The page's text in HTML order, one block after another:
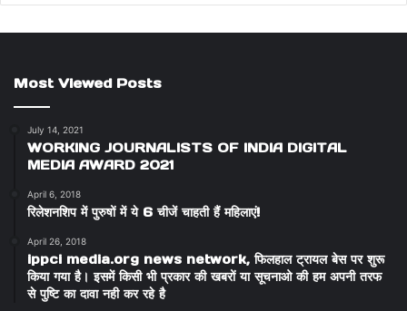
Most Viewed Posts
July 14, 2021
WORKING JOURNALISTS OF INDIA DIGITAL
MEDIA AWARD 2021
April 6, 2018
रिलेशनशिप में पुरुषों में ये 6 चीजें चाहती हैं महिलाएं!
April 26, 2018
ippci media.org news network, फिलहाल ट्रायल बेस पर शुरू
किया गया है। इसमें किसी भी प्रकार की खबरों या सूचनाओ की हम अपनी तरफ
से पुष्टि का दावा नही कर रहे है